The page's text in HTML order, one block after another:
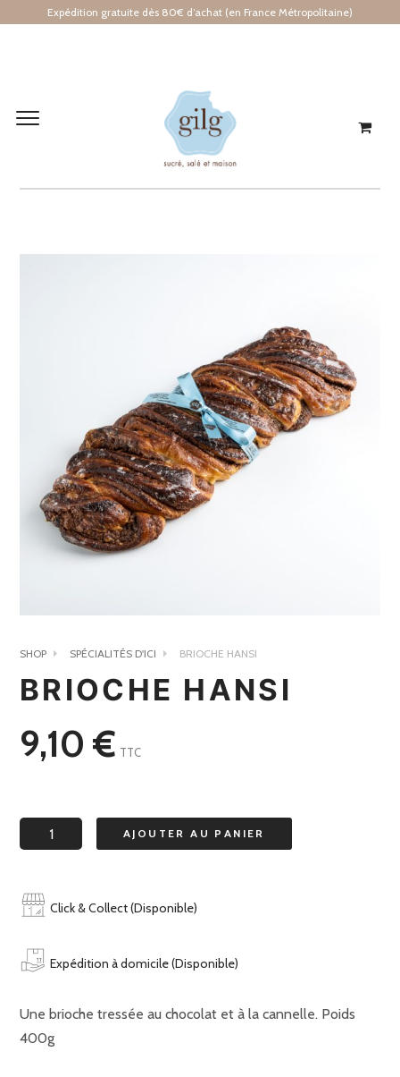
Expédition gratuite dès 80€ d’achat (en France Métropolitaine)
SHOP SPÉCIALITÉS D'ICI BRIOCHE HANSI
BRIOCHE HANSI
9,10 € TTC
quantité
de
hansi
AJOUTER AU PANIER
Click & Collect (Disponible)
Expédition à domicile (Disponible)
Une brioche tressée au chocolat et à la cannelle. Poids
400g